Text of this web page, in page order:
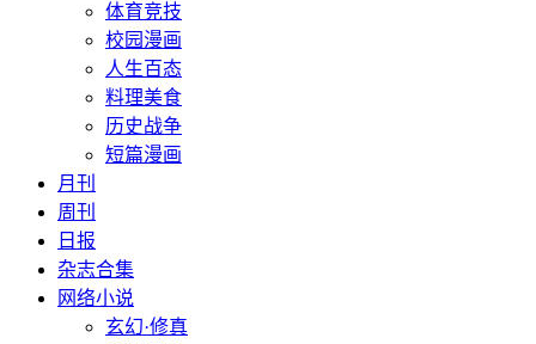
体育竞技
校园漫画
人生百态
料理美食
历史战争
短篇漫画
月刊
周刊
日报
杂志合集
网络小说
玄幻·修真